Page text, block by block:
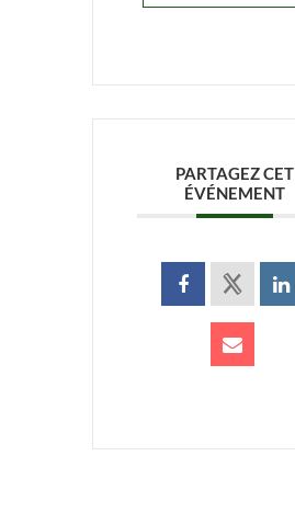
PARTAGEZ CET
ÉVÉNEMENT